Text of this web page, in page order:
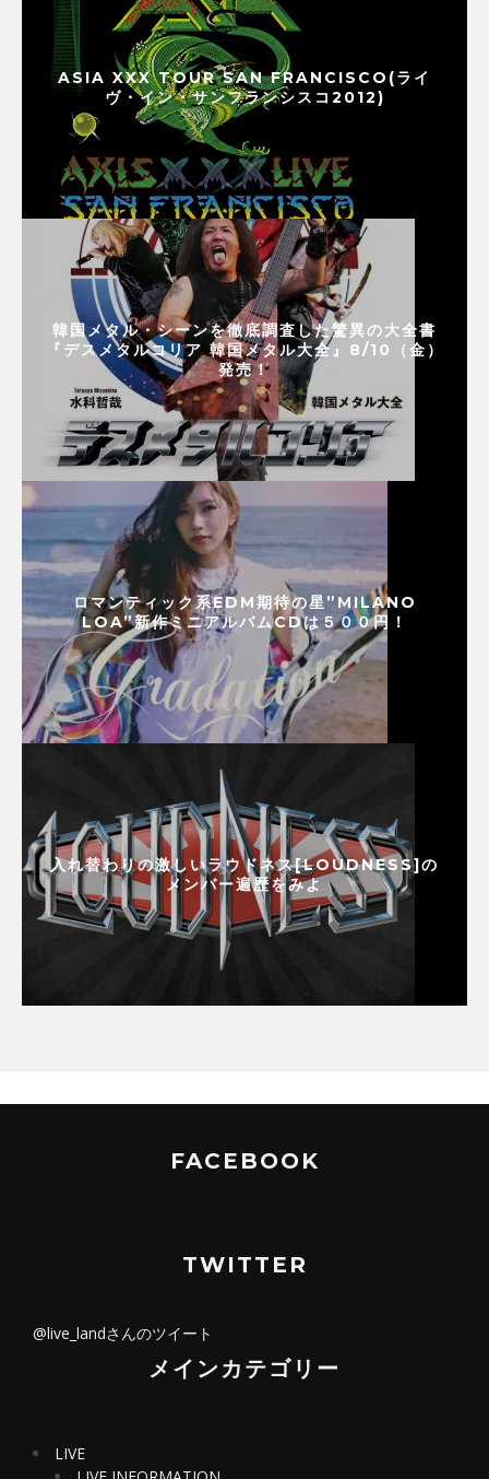
ASIA XXX TOUR SAN FRANCISCO(ライ
ヴ・イン・サンフランシスコ2012)
韓国メタル・シーンを徹底調査した驚異の大全書
『デスメタルコリア 韓国メタル大全』8/10（金）
発売！
ロマンティック系EDM期待の星”MILANO
LOA”新作ミニアルバムCDは５００円！
入れ替わりの激しいラウドネス[LOUDNESS]の
メンバー遍歴をみよ
FACEBOOK
TWITTER
@live_landさんのツイート
メインカテゴリー
LIVE